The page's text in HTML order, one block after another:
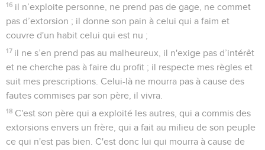
16 il n’exploite personne, ne prend pas de gage, ne commet
pas d’extorsion ; il donne son pain à celui qui a faim et
couvre d'un habit celui qui est nu ;
17 il ne s’en prend pas au malheureux, il n'exige pas d’intérêt
et ne cherche pas à faire du profit ; il respecte mes règles et
suit mes prescriptions. Celui-là ne mourra pas à cause des
fautes commises par son père, il vivra.
18 C'est son père qui a exploité les autres, qui a commis des
extorsions envers un frère, qui a fait au milieu de son peuple
ce qui n'est pas bien. C'est donc lui qui mourra à cause de